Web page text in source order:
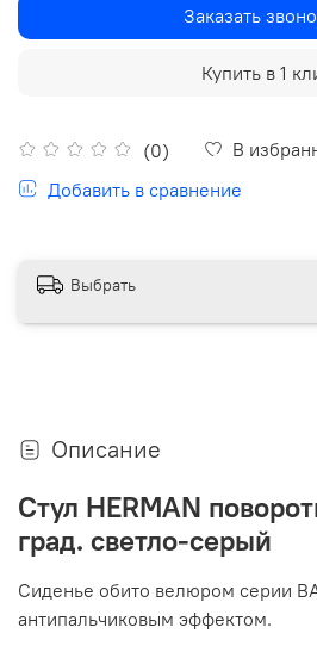
(0)
В
Добавить в сравнение
Заказать
Купить в 1
Выбрать
Описание
Стул HERMAN
град. светло-серый
Сиденье обито велюром серии
антипальчиковым эффектом.